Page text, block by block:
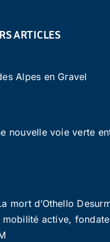
ARTICLES
Alpes en Gravel
nouvelle voie verte
mort d’Othello
active,